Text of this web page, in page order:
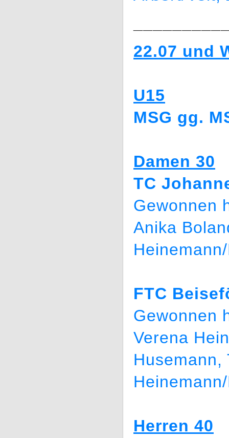
22.07 und
U15
MSG gg.
Damen 30
TC
Gewonnen
Anika
FTC
Gewonnen
Verena
Husemann,
Herren 40